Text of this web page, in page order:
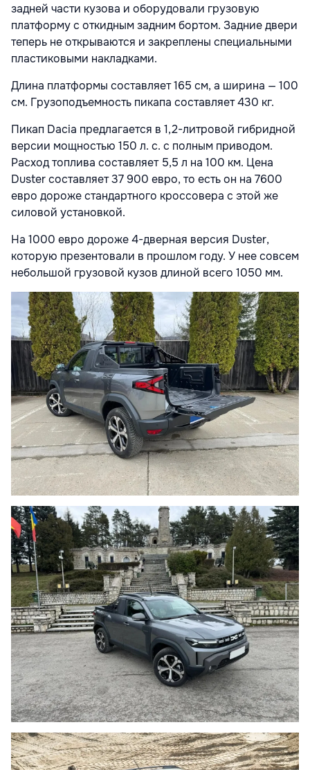
задней части кузова и оборудовали грузовую
платформу с откидным задним бортом. Задние двери
теперь не открываются и закреплены специальными
пластиковыми накладками.
Длина платформы составляет 165 см, а ширина — 100
см. Грузоподъемность пикапа составляет 430 кг.
Пикап Dacia предлагается в 1,2-литровой гибридной
версии мощностью 150 л. с. с полным приводом.
Расход топлива составляет 5,5 л на 100 км. Цена
Duster составляет 37 900 евро, то есть он на 7600
евро дороже стандартного кроссовера с этой же
силовой установкой.
На 1000 евро дороже 4-дверная версия Duster,
которую презентовали в прошлом году. У нее совсем
небольшой грузовой кузов длиной всего 1050 мм.